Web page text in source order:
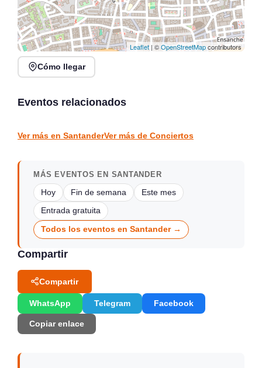
Leaflet| ©OpenStreetMapcontributors
Cómo llegar
Eventos relacionados
Verano Mix Fiesta de
Santander
Ver más en SantanderVer más de Conciertos
MÁS EVENTOS EN SANTANDER
Hoy Fin de semana Este mes
Entrada gratuita
Todos los eventos en Santander →
Compartir
Compartir
WhatsApp Telegram Facebook
Copiar enlace